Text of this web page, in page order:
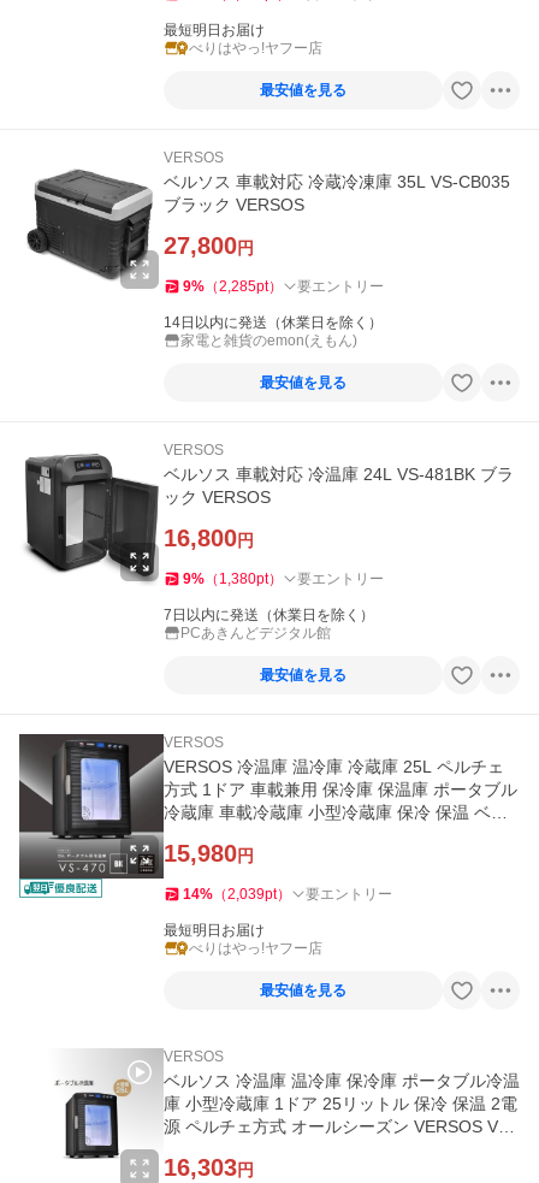
最短明日お届け
べりはやっ!ヤフー店
最安値を見る
VERSOS
ベルソス 車載対応 冷蔵冷凍庫 35L VS-CB035
ブラック VERSOS
27,800円
9% （2,285pt） 要エントリー
14日以内に発送（休業日を除く）
家電と雑貨のemon(えもん)
最安値を見る
VERSOS
ベルソス 車載対応 冷温庫 24L VS-481BK ブラ
ック VERSOS
16,800円
9% （ 1,380pt） 要エントリー
7日以内に発送（休業日を除く）
PCあきんどデジタル館
最安値を見る
VERSOS
VERSOS 冷温庫 温冷庫 冷蔵庫 25L ペルチェ
方式 1ドア 車載兼用 保冷庫 保温庫 ポータブル
冷蔵庫 車載冷蔵庫 小型冷蔵庫 保冷 保温 ベル
15,980円
14% （2,039pt） 要エントリー
最短明日お届け
べりはやっ!ヤフー店
最安値を見る
VERSOS
ベルソス 冷温庫 温冷庫 保冷庫 ポータブル冷温
庫 小型冷蔵庫 1ドア 25リットル 保冷 保温 2電
源 ペルチェ方式 オールシーズン VERSOS VS-
16,303円